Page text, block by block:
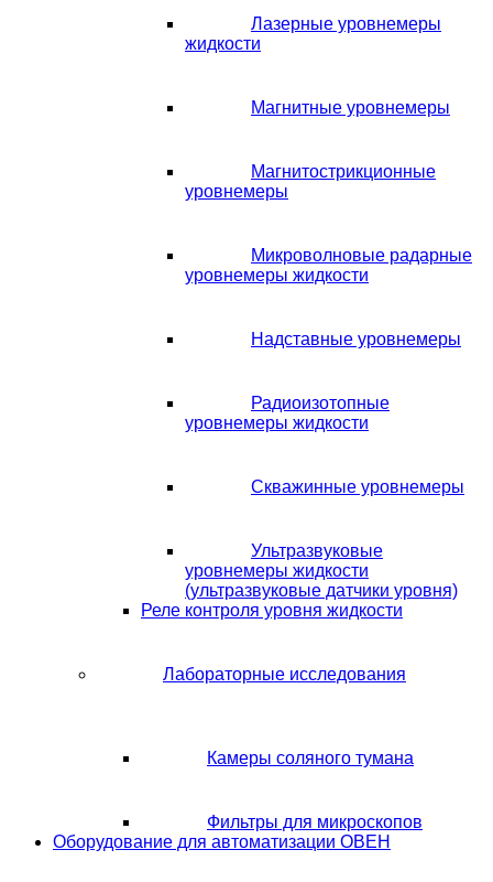
Лазерные уровнемеры
жидкости
Магнитные уровнемеры
Магнитострикционные
уровнемеры
Микроволновые радарные
уровнемеры жидкости
Надставные уровнемеры
Радиоизотопные
уровнемеры жидкости
Скважинные уровнемеры
Ультразвуковые
уровнемеры жидкости
(ультразвуковые датчики уровня)
Реле контроля уровня жидкости
Лабораторные исследования
Камеры соляного тумана
Фильтры для микроскопов
Оборудование для автоматизации ОВЕН